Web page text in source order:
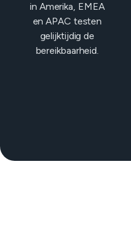
in Amerika, EMEA
en APAC testen
gelijktijdig de
bereikbaarheid.